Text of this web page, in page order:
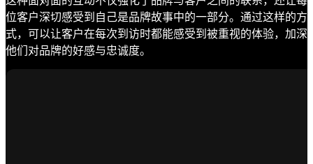
位客户深切感受到自己是品牌故事中的一部分。通过这样的方
式，可以让客户在每次到访时都能感受到被重视的体验，加深
他们对品牌的好感与忠诚度。